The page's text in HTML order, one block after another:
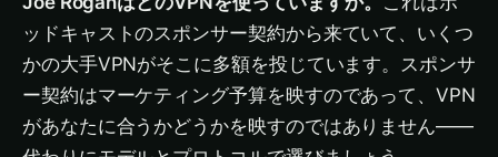
ッドキャストのスポンサー契約から来ていて、いくつ
かの大手VPNがそこに多額を投じています。スポンサ
ー契約はマーケティング予算を映すのであって、VPN
があなたに合うかどうかを映すのではありません——